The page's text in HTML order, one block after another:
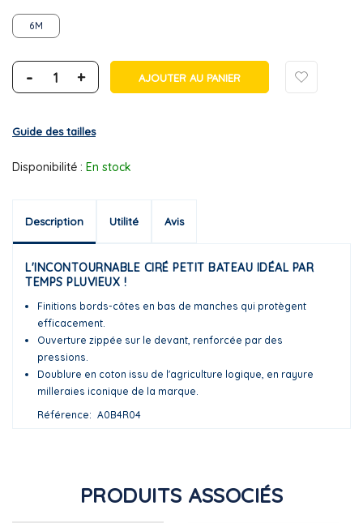
6M
- + AJOUTER AU PANIER
Guide des tailles
Disponibilité : En stock
Description Utilité Avis
L'INCONTOURNABLE CIRÉ PETIT BATEAU IDÉAL PAR
TEMPS PLUVIEUX !
Finitions bords-côtes en bas de manches qui protègent
efficacement.
Ouverture zippée sur le devant, renforcée par des
pressions.
Doublure en coton issu de l'agriculture logique, en rayure
milleraies iconique de la marque.
Référence
A0B4R04
PRODUITS ASSOCIÉS